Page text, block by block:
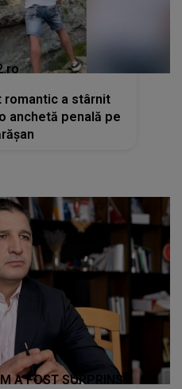
romantic a stârnit
anchetă penală pe
A FOST SURPRINS